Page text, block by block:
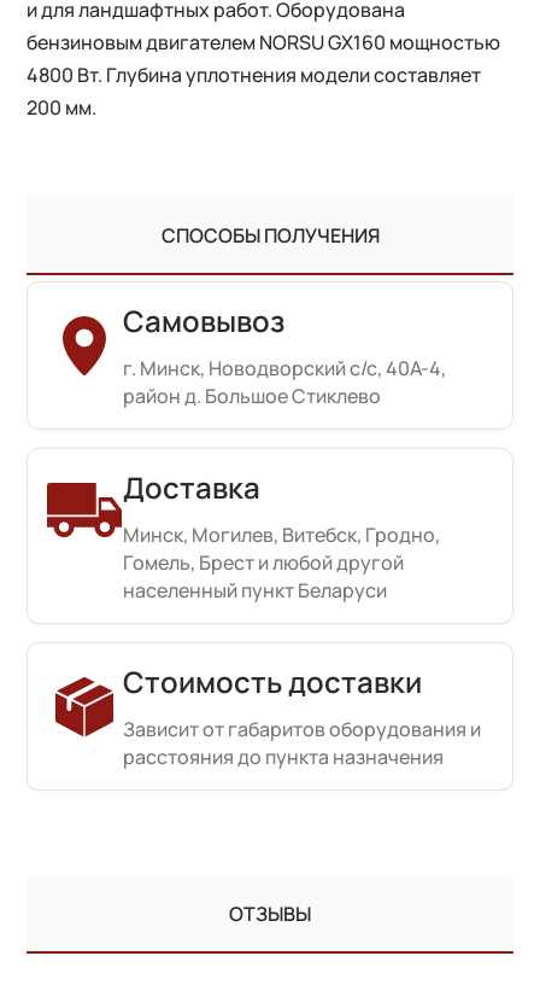
и для ландшафтных работ. Оборудована
бензиновым двигателем NORSU GX160 мощностью
4800 Вт. Глубина уплотнения модели составляет
200 мм.
СПОСОБЫ ПОЛУЧЕНИЯ
Самовывоз
г. Минск, Новодворский с/с, 40А-4,
район д. Большое Стиклево
Доставка
Минск, Могилев, Витебск, Гродно,
Гомель, Брест и любой другой
населенный пункт Беларуси
Стоимость доставки
Зависит от габаритов оборудования и
расстояния до пункта назначения
ОТЗЫВЫ